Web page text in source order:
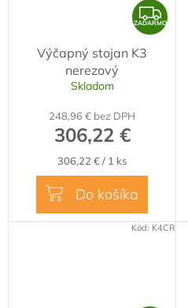
Z
A
ZADARMO
Výčapný stojan K3
nerezový
Skladom
248,96 € bez DPH
306,22 €
Jednotková
cena:
306,22 € / 1 ks
Do košíka
Kód: K4CR